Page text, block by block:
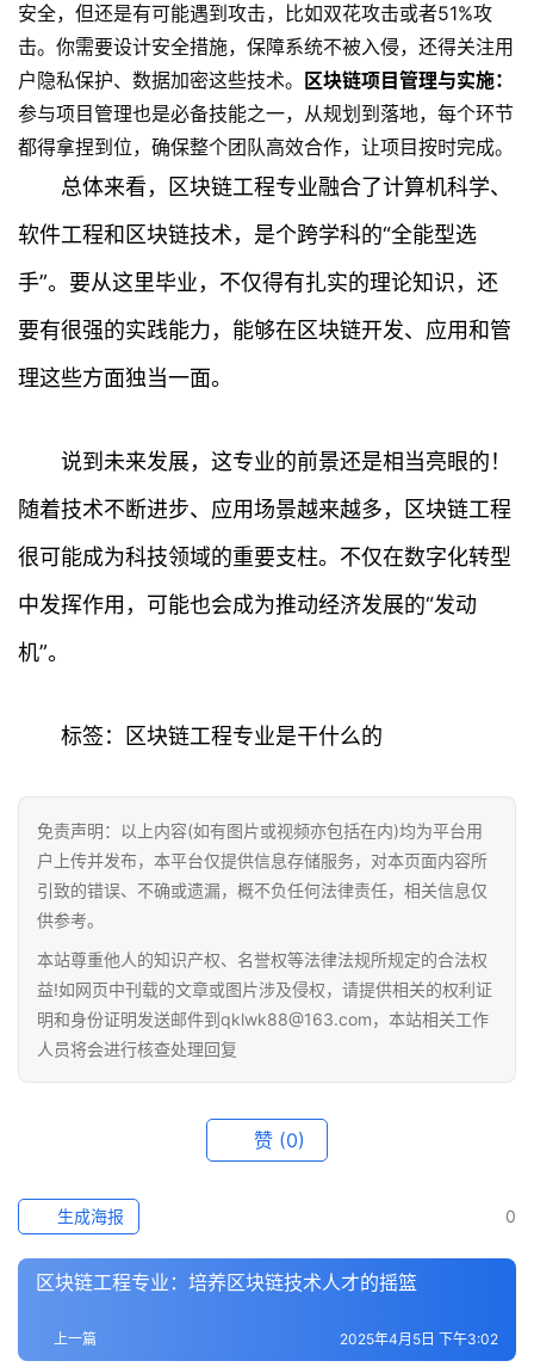
页
情
题
百
科
安全，但还是有可能遇到攻击，比如双花攻击或者51%攻
击。你需要设计安全措施，保障系统不被入侵，还得关注用
户隐私保护、数据加密这些技术。
区块链项目管理与实施：
参与项目管理也是必备技能之一，从规划到落地，每个环节
都得拿捏到位，确保整个团队高效合作，让项目按时完成。
总体来看，区块链工程专业融合了计算机科学、
软件工程和区块链技术，是个跨学科的“全能型选
手”。要从这里毕业，不仅得有扎实的理论知识，还
要有很强的实践能力，能够在区块链开发、应用和管
理这些方面独当一面。
说到未来发展，这专业的前景还是相当亮眼的！
随着技术不断进步、应用场景越来越多，区块链工程
很可能成为科技领域的重要支柱。不仅在数字化转型
中发挥作用，可能也会成为推动经济发展的“发动
机”。
标签：区块链工程专业是干什么的
免责声明：以上内容(如有图片或视频亦包括在内)均为平台用
户上传并发布，本平台仅提供信息存储服务，对本页面内容所
引致的错误、不确或遗漏，概不负任何法律责任，相关信息仅
供参考。
本站尊重他人的知识产权、名誉权等法律法规所规定的合法权
益!如网页中刊载的文章或图片涉及侵权，请提供相关的权利证
明和身份证明发送邮件到qklwk88@163.com，本站相关工作
人员将会进行核查处理回复
赞 (0)
0
生成海报
区块链工程专业：培养区块链技术人才的摇篮
上一篇 2025年4月5日 下午3:02